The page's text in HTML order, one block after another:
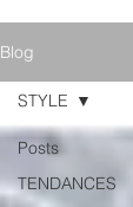
Blog
Posts
TENDANCES
STYLE